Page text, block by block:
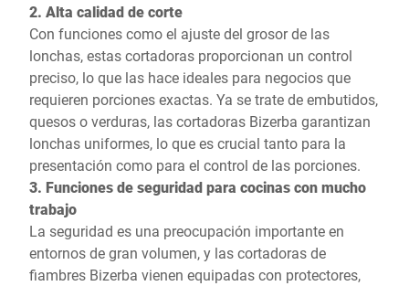
2. Alta calidad de corte
Con funciones como el ajuste del grosor de las
lonchas, estas cortadoras proporcionan un control
preciso, lo que las hace ideales para negocios que
requieren porciones exactas. Ya se trate de embutidos,
quesos o verduras, las cortadoras Bizerba garantizan
lonchas uniformes, lo que es crucial tanto para la
presentación como para el control de las porciones.
3. Funciones de seguridad para cocinas con mucho
trabajo
La seguridad es una preocupación importante en
entornos de gran volumen, y las cortadoras de
fiambres Bizerba vienen equipadas con protectores,